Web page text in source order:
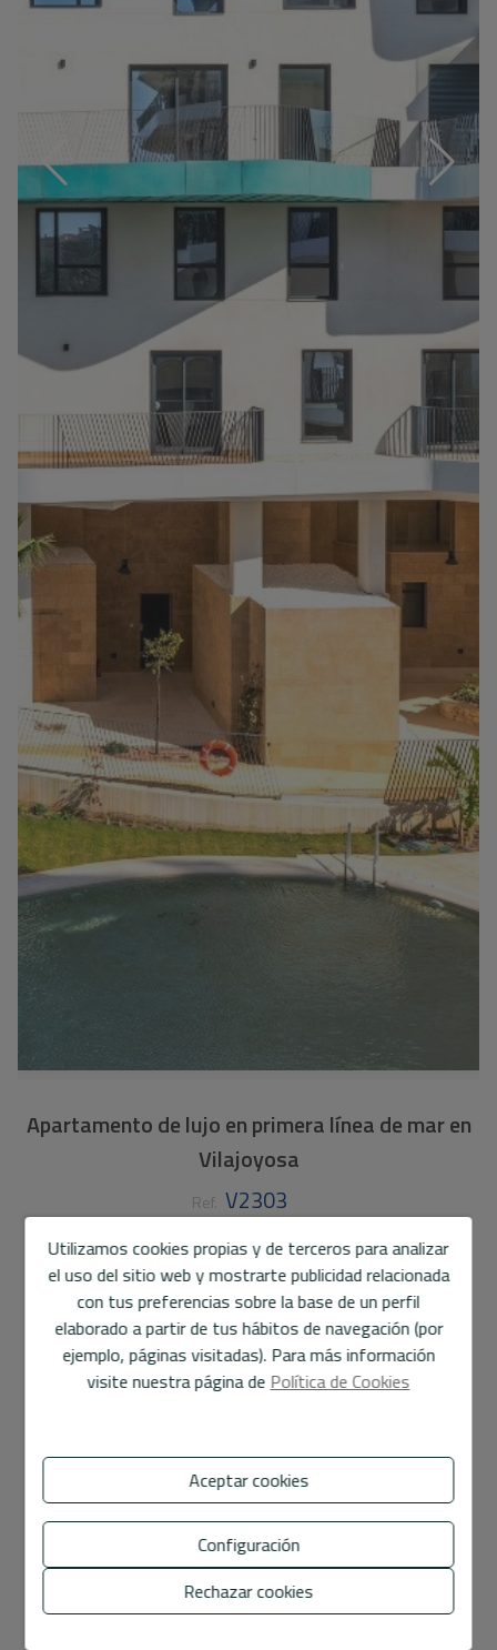
Apartamento de lujo en primera línea de mar en
Vilajoyosa
Ref. V2303
640.000 €
107 m2 3 2
ApartamentoenVillajoyosa
Ubicado en una 4ª planta, combina diseño, confort y una
ubicación privilegiada.
La vivienda cuenta con 107 m² construidos, de los cuales
76 m² son útiles, distribuidos en 3 amplios dormitorios y
2 baños, ideal tanto como residencia habitual como
inversión de alto nivel.
Mostrar más
Utilizamos cookies propias y de terceros para analizar
el uso del sitio web y mostrarte publicidad relacionada
con tus preferencias sobre la base de un perfil
elaborado a partir de tus hábitos de navegación (por
ejemplo, páginas visitadas). Para más información
visite nuestra página de Política de Cookies
Aceptar cookies
Configuración
Rechazar cookies